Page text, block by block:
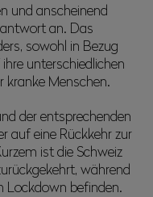
und anscheinend
an. Das
sowohl in Bezug
unterschiedlichen
kranke Menschen.
der entsprechenden
auf eine Rückkehr zur
ist die Schweiz
während
Lockdown befinden.